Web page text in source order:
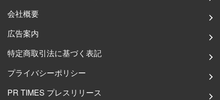
会社概要
広告案内
特定商取引法に基づく表記
プライバシーポリシー
PR TIMES プレスリリース